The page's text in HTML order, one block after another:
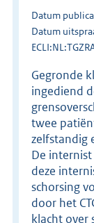
Datum
Datum
Gegronde
ingediend
twee
zelfstandig
De
deze
schorsing
door het
klacht over